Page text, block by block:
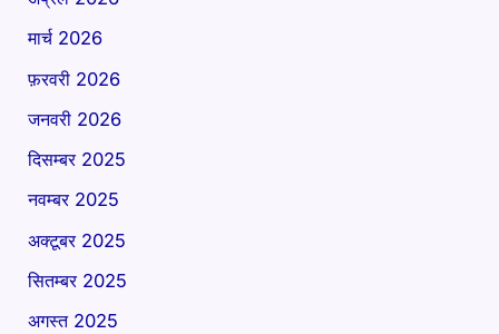
मार्च 2026
फ़रवरी 2026
जनवरी 2026
दिसम्बर 2025
नवम्बर 2025
अक्टूबर 2025
सितम्बर 2025
अगस्त 2025